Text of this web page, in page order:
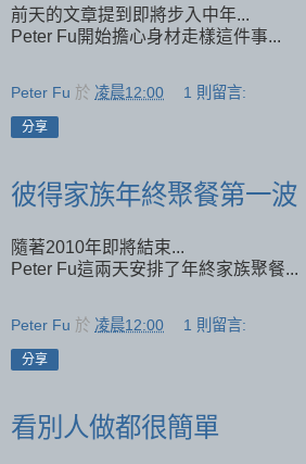
前天的文章提到即將步入中年...
Peter Fu開始擔心身材走樣這件事...
Peter Fu 於 凌晨12:00 1 則留言:
分享
彼得家族年終聚餐第一波
隨著2010年即將結束...
Peter Fu這兩天安排了年終家族聚餐...
Peter Fu 於 凌晨12:00 1 則留言:
分享
看別人做都很簡單